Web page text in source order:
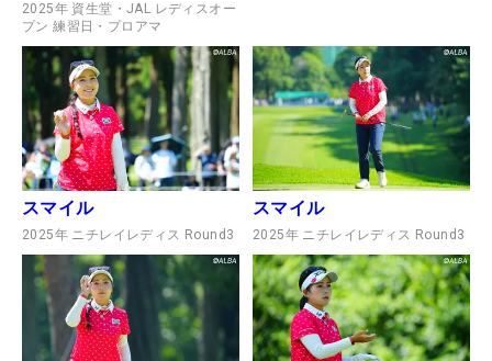
2025年 資生堂・JAL レディスオー
プン 練習日・プロアマ
スマイル
2025年 ニチレイレディス Round3
スマイル
2025年 ニチレイレディス Round3